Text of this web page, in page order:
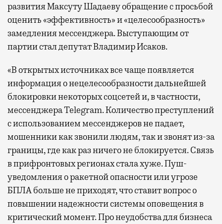
развития Максуту Шадаеву обращение с просьбой
оценить «эффективность» и «целесообразность»
замедления мессенджера. Выступающим от
партии стал депутат Владимир Исаков.
«В открытых источниках все чаще появляется
информация о нецелесообразности дальнейшей
блокировки некоторых соцсетей и, в частности,
мессенджера Telegram. Количество преступлений
с использованием мессенджеров не падает,
мошенники как звонили людям, так и звонят из-за
границы, где как раз ничего не блокируется. Связь
в прифронтовых регионах стала хуже. Пуш-
уведомления о ракетной опасности или угрозе
БПЛА больше не приходят, что ставит вопрос о
повышении надежности системы оповещения в
критический момент. Про неудобства для бизнеса